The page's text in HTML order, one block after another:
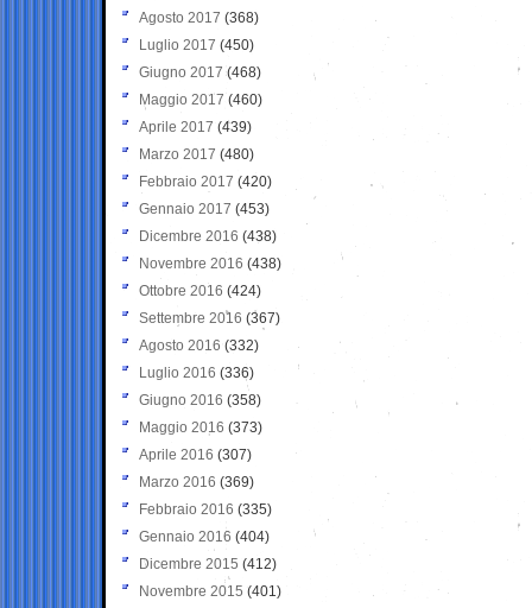
Agosto 2017 (368)
Luglio 2017 (450)
Giugno 2017 (468)
Maggio 2017 (460)
Aprile 2017 (439)
Marzo 2017 (480)
Febbraio 2017 (420)
Gennaio 2017 (453)
Dicembre 2016 (438)
Novembre 2016 (438)
Ottobre 2016 (424)
Settembre 2016 (367)
Agosto 2016 (332)
Luglio 2016 (336)
Giugno 2016 (358)
Maggio 2016 (373)
Aprile 2016 (307)
Marzo 2016 (369)
Febbraio 2016 (335)
Gennaio 2016 (404)
Dicembre 2015 (412)
Novembre 2015 (401)